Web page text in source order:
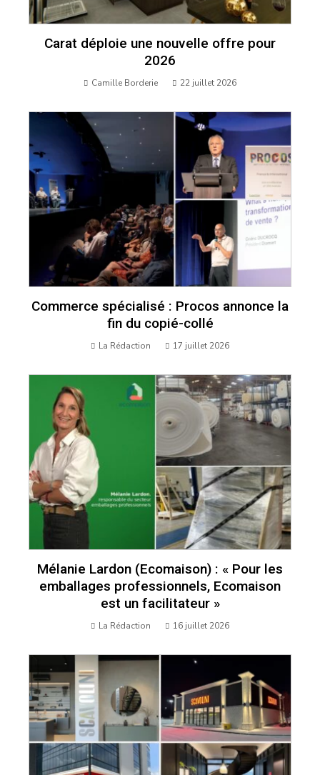
Carat déploie une nouvelle offre pour
2026
Camille Borderie 22 juillet 2026
Commerce spécialisé : Procos annonce la
fin du copié-collé
La Rédaction 17 juillet 2026
Mélanie Lardon (Ecomaison) : « Pour les
emballages professionnels, Ecomaison
est un facilitateur »
La Rédaction 16 juillet 2026